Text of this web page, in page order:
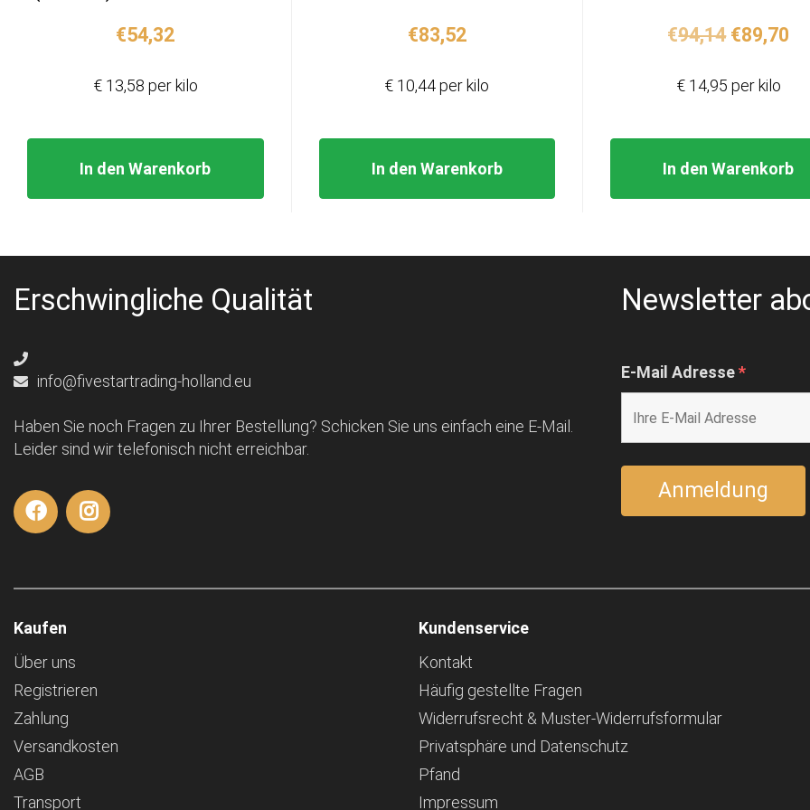
€54,32
In den Warenkorb
€ 13,58 per kilo
€83,52
In den Warenkorb
€ 10,44 per kilo
€94,14
war:
€94,14
€89,70
In den Warenkorb
€ 14,95 per kilo
Erschwingliche Qualität
info@fivestartrading-holland.eu
Haben Sie noch Fragen zu Ihrer Bestellung? Schicken Sie uns einfach eine E-Mail.
Leider sind wir telefonisch nicht erreichbar.
Newsletter
E-Mail Adresse*
Kaufen
Über uns
Registrieren
Zahlung
Versandkosten
AGB
Transport
Kundenservice
Kontakt
Häufig gestellte Fragen
Widerrufsrecht & Muster-Widerrufsformular
Privatsphäre und Datenschutz
Pfand
Impressum